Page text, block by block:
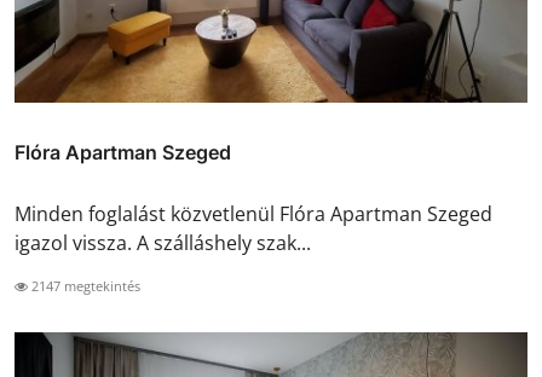
Flóra Apartman Szeged
Minden foglalást közvetlenül Flóra Apartman Szeged
igazol vissza. A szálláshely szak...
2147 megtekintés